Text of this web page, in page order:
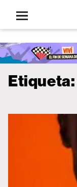
Open
menu
Etiqueta: